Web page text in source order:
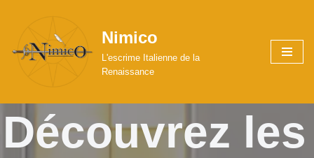
au
Nimico
L'escrime Italienne de la
Renaissance
Découvrez les